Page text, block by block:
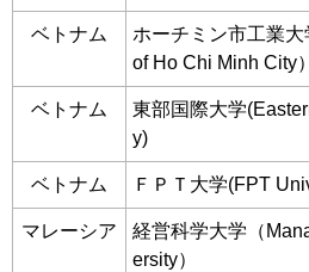
ベトナム
ホーチミン市工業
of Ho Chi Minh City）
ベトナム
東部国際大学
y)
ベトナム ＦＰＴ大学(FPT
マレーシア
経営科学大学（
ersity）